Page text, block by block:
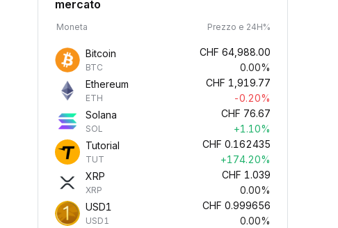
mercato
Moneta Prezzo e 24H%
Bitcoin
BTC
CHF 64,988.00
0.00%
Ethereum
ETH
CHF 1,919.77
-0.20%
Solana
SOL
CHF 76.67
+1.10%
Tutorial
TUT
CHF 0.162435
+174.20%
XRP
XRP
CHF 1.039
0.00%
USD1
USD1
CHF 0.999656
0.00%